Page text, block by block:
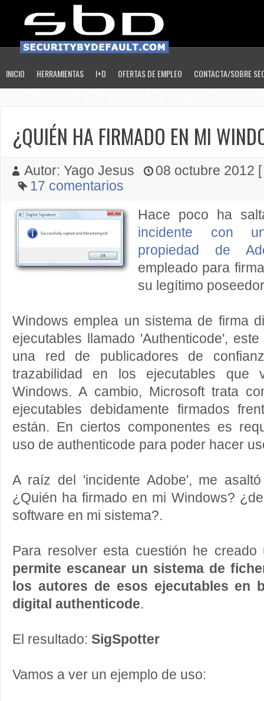
INICIO HERRAMIENTAS I+D OFERTAS DE EMPLEO CONTACTA/SOBRE
¿QUIÉN HA FIRMADO EN MI
Autor: Yago Jesus
08 octubre 2012
17 comentarios
Hace poco ha
incidente con
propiedad de
empleado para
su legítimo
Windows emplea un sistema de firma
ejecutables llamado 'Authenticode',
una red de publicadores de
trazabilidad en los ejecutables que
Windows. A cambio, Microsoft trata
ejecutables debidamente firmados
están. En ciertos componentes es
uso de authenticode para poder hacer
A raíz del 'incidente Adobe', me
¿Quién ha firmado en mi Windows?
software en mi sistema?.
Para resolver esta cuestión he
permite escanear un sistema de
los autores de esos ejecutables en
digital authenticode.
El resultado: SigSpotter
Vamos a ver un ejemplo de uso: